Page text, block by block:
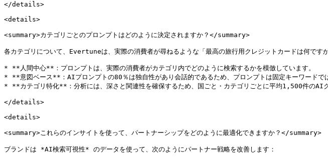
</details>
<details>
<summary>カテゴリごとのプロンプトはどのように決定されますか？</summary>
各カテゴリについて、Evertuneは、実際の消費者が尋ねるような「最高の旅行用クレジットカードは何です
* **人間中心**：プロンプトは、実際の消費者がカテゴリ内でどのように検索するかを模倣しています。
* **意図ベース**：AIプロンプトの80％は独自性があり会話的であるため、プロンプトは固定キーワードで
* **カテゴリ特化**：分析には、深さと関連性を確保するため、国ごと・カテゴリごとに平均1,500件のAIク
</details>
<details>
<summary>これらのインサイトを使って、パートナーシップをどのように最適化できますか？</summary>
ブランドは *AI検索可視性* のデータを使って、次のようにパートナー戦略を改善します：